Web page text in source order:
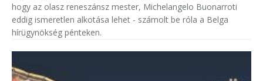
hogy az olasz reneszánsz mester, Michelangelo Buonarroti
eddig ismeretlen alkotása lehet - számolt be róla a Belga
hírügynökség pénteken.